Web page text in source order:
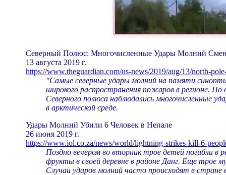
Северный Полюс: Многочисленные Удары Молний
13 августа 2019 г.
https://www.theguardian.com/us-news/2019/aug/13/north-
"Самые северные удары молний на памяти
широкого распространения пожаров в регионе.
Северного полюса наблюдались многочисленные
в арктической среде.
Удары Молний Убили 6 Человек в Непале
26 июня 2019 г.
https://www.iol.co.za/news/world/lightning-strikes-kill-6-
Поздно вечером во вторник трое детей погибли в
фрукты в своей деревне в районе Данг. Еще трое
Случаи ударов молний часто происходят в стране